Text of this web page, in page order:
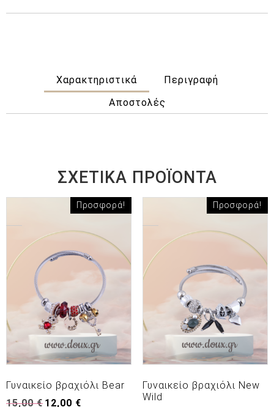
Χαρακτηριστικά
Περιγραφή
Αποστολές
ΣΧΕΤΙΚΆ ΠΡΟΪΌΝΤΑ
Προσφορά!
Γυναικείο βραχιόλι Bear
15,00€ Original
12,00 €
Προσφορά!
Γυναικείο βραχιόλι New
Wild